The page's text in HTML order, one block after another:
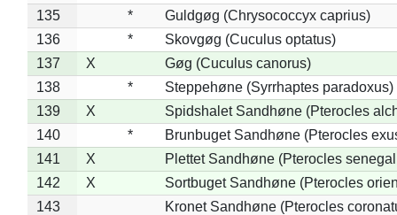
135
*
Guldgøg (Chrysococcyx caprius)
136
*
Skovgøg (Cuculus optatus)
137
X
Gøg (Cuculus canorus)
138
*
Steppehøne (Syrrhaptes paradoxus)
139
X
Spidshalet Sandhøne (Pterocles
140
*
Brunbuget Sandhøne (Pterocles
141
X
Plettet Sandhøne (Pterocles
142
X
Sortbuget Sandhøne (Pterocles
143
Kronet Sandhøne (Pterocles